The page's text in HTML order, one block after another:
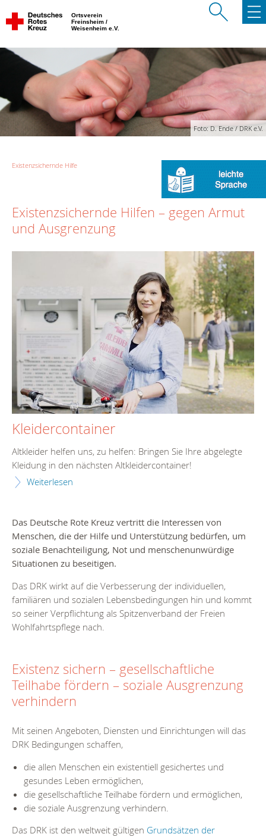
Ortsverein
Freinsheim /
Weisenheim e.V.
Foto: D. Ende / DRK e.V.
Existenzsichernde Hilfe
Existenzsichernde Hilfen – gegen Armut
und Ausgrenzung
Kleidercontainer
Altkleider helfen uns, zu helfen: Bringen Sie Ihre abgelegte
Kleidung in den nächsten Altkleidercontainer!
Weiterlesen
Das Deutsche Rote Kreuz vertritt die Interessen von
Menschen, die der Hilfe und Unterstützung bedürfen, um
soziale Benachteiligung, Not und menschenunwürdige
Situationen zu beseitigen.
Das DRK wirkt auf die Verbesserung der individuellen,
familiären und sozialen Lebensbedingungen hin und kommt
so seiner Verpflichtung als Spitzenverband der Freien
Wohlfahrtspflege nach.
Existenz sichern – gesellschaftliche
Teilhabe fördern – soziale Ausgrenzung
verhindern
Mit seinen Angeboten, Diensten und Einrichtungen will das
DRK Bedingungen schaffen,
die allen Menschen ein existentiell gesichertes und
gesundes Leben ermöglichen,
die gesellschaftliche Teilhabe fördern und ermöglichen,
die soziale Ausgrenzung verhindern.
Das DRK ist den weltweit gültigen Grundsätzen der